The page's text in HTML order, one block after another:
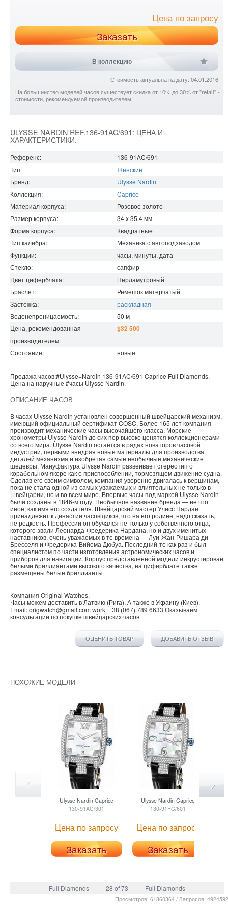
Цена по запросу
Заказать
В коллекцию
Стоимость актуальна на дату: 04.01.2016
На большинство моделей часов существует скидка от 10% до 30% от "retail" -
стоимости, рекомендуемой производителем.
ULYSSE NARDIN REF.136-91AC/691: ЦЕНА И
ХАРАКТЕРИСТИКИ.
Референс:
136-91AC/691
Тип:
Женские
Бренд:
Ulysse Nardin
Коллекция:
Caprice
Материал корпуса:
Розовое золото
Размер корпуса:
34 x 35.4мм
Форма корпуса:
Квадратные
Тип калибра:
Механика с автоподзаводом
Функции:
часы, минуты, дата
Стекло:
сапфир
Цвет циферблата:
Перламутровый
Браслет:
Ремешок матерчатый
Застежка:
раскладная
Водонепроницаемость: 50 м
Цена, рекомендованная
производителем:
$32 500
Состояние: новые
Продажа часов:#Ulysse+Nardin 136-91AC/691 Caprice Full Diamonds.
Цена на наручные #часы Ulysse Nardin.
ОПИСАНИЕ ЧАСОВ
В часах Ulysse Nardin установлен совершенный швейцарский механизм,
имеющий официальный сертификат COSC. Более 165 лет компания
производит механические часы высочайшего класса. Морские
хронометры Ulysse Nardin до сих пор высоко ценятся коллекционерами
со всего мира. Ulysse Nardin остается в рядах новаторов часовой
индустрии, первыми внедряя новые материалы для производства
деталей механизма и изобретая самые необычные механические
шедевры. Мануфактура Ulysse Nardin развеивает стереотип о
корабельном якоре как о приспособлении, тормозящем движение судна.
Сделав его своим символом, компания уверенно двигалась к вершинам,
пока не стала одной из самых уважаемых и влиятельных не только в
Швейцарии, но и во всем мире. Впервые часы под маркой Ulysse Nardin
были созданы в 1846-м году. Необычное название бренда — не что
иное, как имя его создателя. Швейцарский мастер Улисс Нардан
принадлежит к династии часовщиков, что на его родине, надо сказать,
не редкость. Профессии он обучался не только у собственного отца,
которого звали Леонарда-Фредерика Нардана, но и двух именитых
наставников, очень уважаемых в те времена — Луи-Жан-Ришара ди
Бресселя и Фредерика-Вийома Дюбуа. Последний-то как раз и был
специалистом по части изготовления астрономических часов и
приборов для навигации. Корпус представленной модели инкрустирован
белыми бриллиантами высокого качества, на циферблате также
размещены белые бриллианты
Компания Original Watches.
Часы можем доставить в Латвию (Рига). А также вУкраину (Киев).
Email:origwatch@gmail.com work:+38 (067) 789 6633 Оказываем
консультации по покупке швейцарских часов.
ОЦЕНИТЬ ТОВАР ДОБАВИТЬ ОТЗЫВ
ПОХОЖИЕ МОДЕЛИ
Ulysse Nardin Caprice
130-91AC/301
Цена по запросу
Заказать
Ulysse Nardin Caprice
130-91FC/601
Цена по запросу
Заказать
Full Diamonds 28 of 73 Full Diamonds
Просмотров: 61860364 / Запросов: